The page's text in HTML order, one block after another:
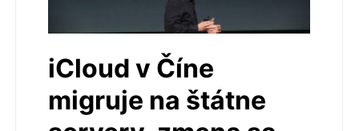
iCloud v Číne
migruje na štátne